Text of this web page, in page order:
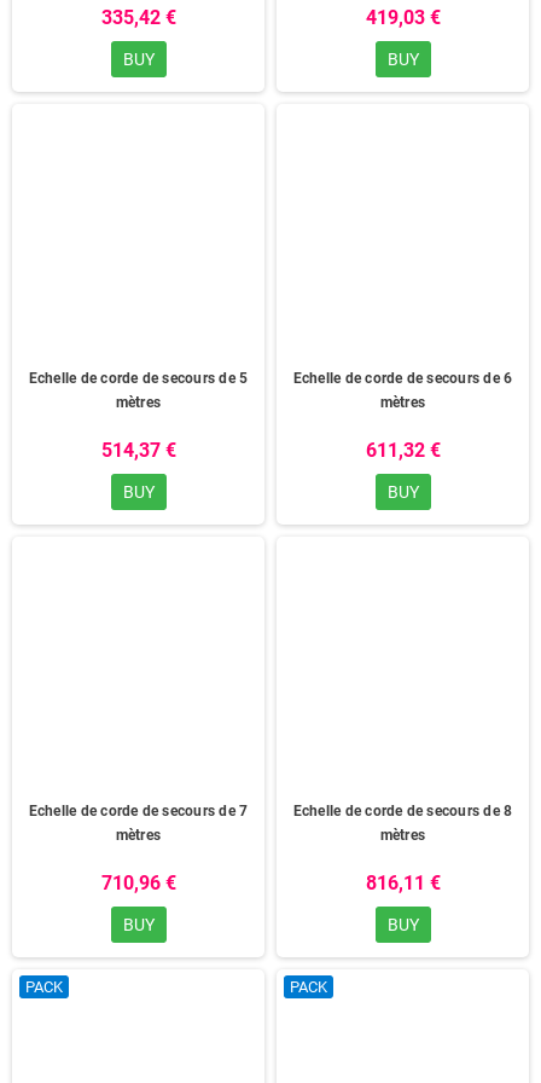
êtes invité(e) à prendre contact avec notre service client pour
toute question relative à votre projet de Matériel pour les
bassins, à koi, d'ornement, naturel ou de rétention.
335,42 €
BUY
419,03 €
BUY
Echelle de corde de secours de 5
mètres
514,37 €
BUY
Echelle de corde de secours de 6
mètres
611,32 €
BUY
Echelle de corde de secours de 7
mètres
710,96 €
BUY
Echelle de corde de secours de 8
mètres
816,11 €
BUY
PACK PACK